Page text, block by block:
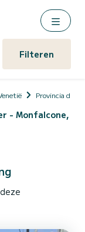
Filteren
Provincia di
- Monfalcone,